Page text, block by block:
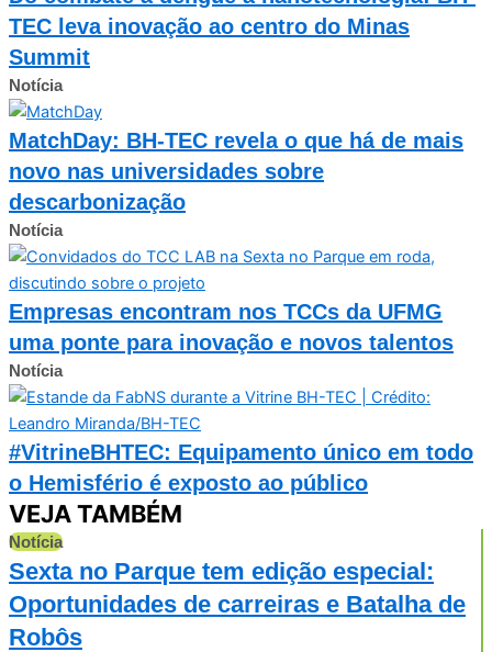
TEC leva inovação ao centro do Minas
Summit
Notícia
MatchDay: BH-TEC revela o que há de mais
novo nas universidades sobre
descarbonização
Notícia
Empresas encontram nos TCCs da UFMG
uma ponte para inovação e novos talentos
Notícia
#VitrineBHTEC: Equipamento único em todo
o Hemisfério é exposto ao público
VEJA TAMBÉM
Notícia
Sexta no Parque tem edição especial:
Oportunidades de carreiras e Batalha de
Robôs